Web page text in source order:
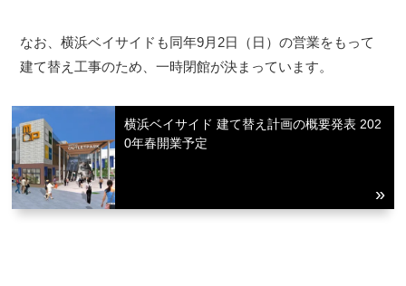
なお、横浜ベイサイドも同年9月2日（日）の営業をもって
建て替え工事のため、一時閉館が決まっています。
横浜ベイサイド 建て替え計画の概要発表 202
0年春開業予定